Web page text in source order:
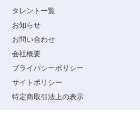
タレント一覧
お知らせ
お問い合わせ
会社概要
プライバシーポリシー
サイトポリシー
特定商取引法上の表示